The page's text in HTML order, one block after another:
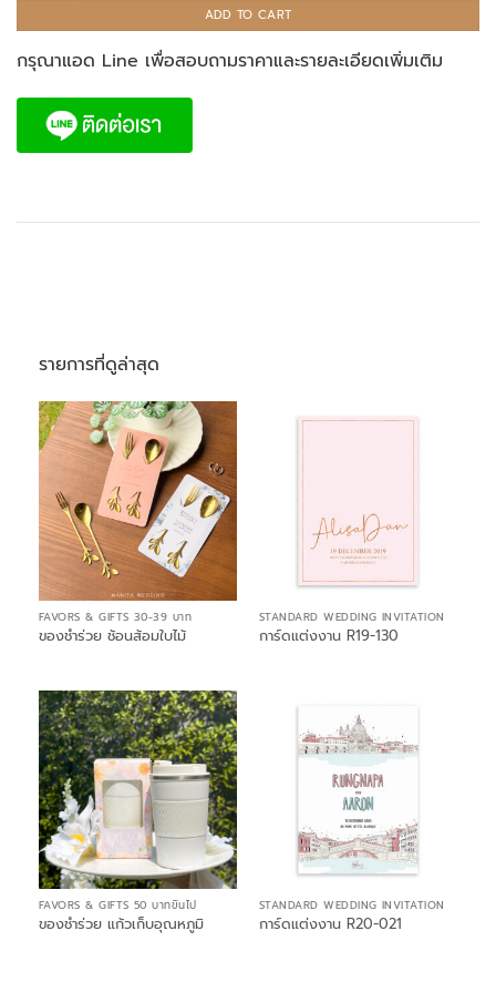
ADD TO CART
กรุณาแอด Line เพื่อสอบถามราคาและรายละเอียดเพิ่มเติม
รายการที่ดูล่าสุด
FAVORS & GIFTS 30-39 บาท
ของชำร่วย ช้อนส้อมใบไม้
STANDARD WEDDING INVITATION
การ์ดแต่งงาน R19-130
FAVORS & GIFTS 50 บาทขึ้นไป
ของชำร่วย แก้วเก็บอุณหภูมิ
STANDARD WEDDING INVITATION
การ์ดแต่งงาน R20-021